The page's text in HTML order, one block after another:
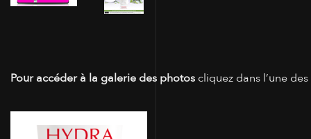
Pour accéder à la galerie des photos cliquez dans l’une